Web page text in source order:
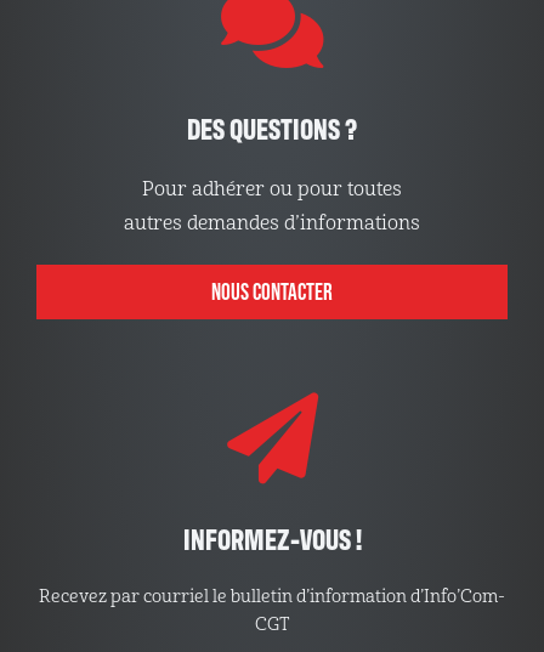
DES QUESTIONS ?
Pour adhérer ou pour toutes
autres demandes d’informations
NOUS CONTACTER
INFORMEZ-VOUS !
Recevez par courriel le bulletin d’information d’Info’Com-
CGT